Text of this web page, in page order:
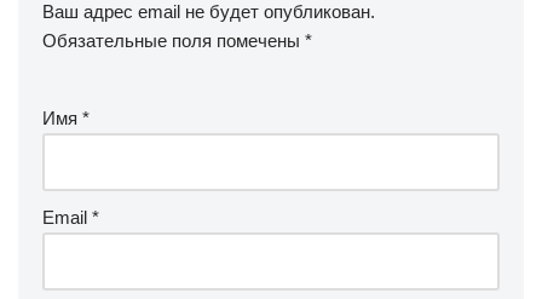
Ваш адрес email не будет опубликован.
Обязательные поля помечены *
Имя *
Email *